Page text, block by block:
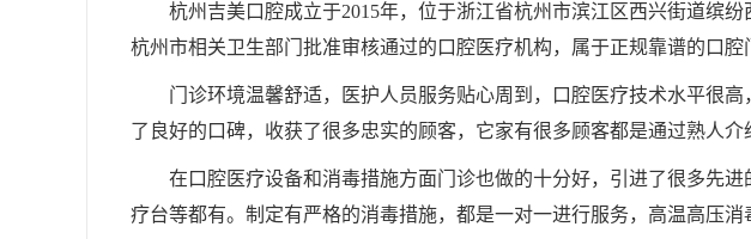
杭州吉美口腔成立于2015年，位于浙江省杭州市滨江区西兴街道缤
杭州市相关卫生部门批准审核通过的口腔医疗机构，属于正规靠谱的口腔
门诊环境温馨舒适，医护人员服务贴心周到，口腔医疗技术水平很
了良好的口碑，收获了很多忠实的顾客，它家有很多顾客都是通过熟人介
在口腔医疗设备和消毒措施方面门诊也做的十分好，引进了很多先
疗台等都有。制定有严格的消毒措施，都是一对一进行服务，高温高压